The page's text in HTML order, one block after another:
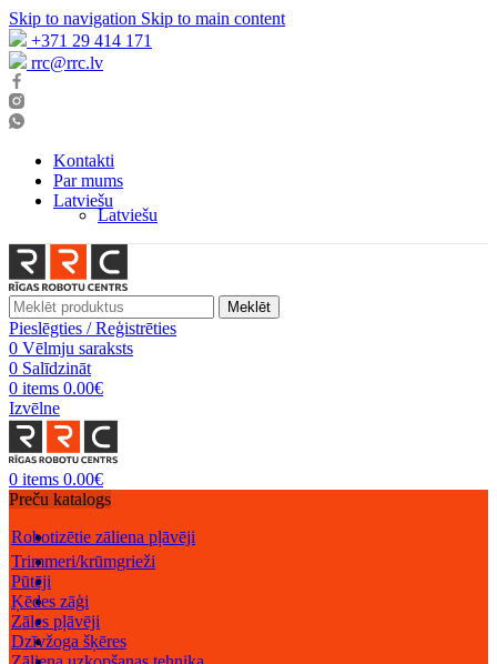
Skip to navigation Skip to main content
+371 29 414 171
rrc@rrc.lv
Kontakti
Par mums
Latviešu
Latviešu
Meklēt
Pieslēgties / Reģistrēties
0 Vēlmju saraksts
0 Salīdzināt
0 items 0.00€
Izvēlne
0 items 0.00€
Preču katalogs
Robotizētie zāliena pļāvēji
Trimmeri/krūmgrieži
Pūtēji
Ķēdes zāģi
Zāles pļāvēji
Dzīvžoga šķēres